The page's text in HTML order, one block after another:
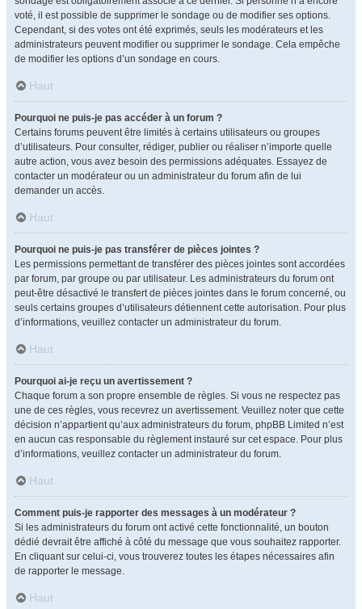
voté, il est possible de supprimer le sondage ou de modifier ses options.
Cependant, si des votes ont été exprimés, seuls les modérateurs et les
administrateurs peuvent modifier ou supprimer le sondage. Cela empêche
de modifier les options d’un sondage en cours.
Haut
Pourquoi ne puis-je pas accéder à un forum ?
Certains forums peuvent être limités à certains utilisateurs ou groupes
d’utilisateurs. Pour consulter, rédiger, publier ou réaliser n’importe quelle
autre action, vous avez besoin des permissions adéquates. Essayez de
contacter un modérateur ou un administrateur du forum afin de lui
demander un accès.
Haut
Pourquoi ne puis-je pas transférer de pièces jointes ?
Les permissions permettant de transférer des pièces jointes sont accordées
par forum, par groupe ou par utilisateur. Les administrateurs du forum ont
peut-être désactivé le transfert de pièces jointes dans le forum concerné, ou
seuls certains groupes d’utilisateurs détiennent cette autorisation. Pour plus
d’informations, veuillez contacter un administrateur du forum.
Haut
Pourquoi ai-je reçu un avertissement ?
Chaque forum a son propre ensemble de règles. Si vous ne respectez pas
une de ces règles, vous recevrez un avertissement. Veuillez noter que cette
décision n’appartient qu’aux administrateurs du forum, phpBB Limited n’est
en aucun cas responsable du règlement instauré sur cet espace. Pour plus
d’informations, veuillez contacter un administrateur du forum.
Haut
Comment puis-je rapporter des messages à un modérateur ?
Si les administrateurs du forum ont activé cette fonctionnalité, un bouton
dédié devrait être affiché à côté du message que vous souhaitez rapporter.
En cliquant sur celui-ci, vous trouverez toutes les étapes nécessaires afin
de rapporter le message.
Haut